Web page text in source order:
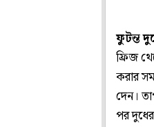
ফুটন্ত
ফ্রিজ
করার
দেন।
পর